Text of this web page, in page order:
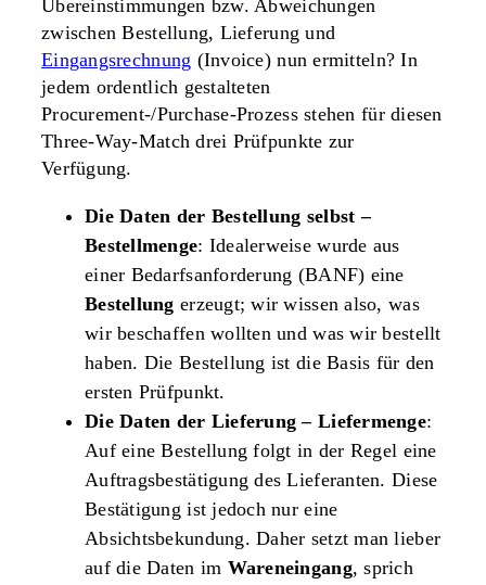
Übereinstimmungen bzw. Abweichungen
zwischen Bestellung, Lieferung und
Eingangsrechnung (Invoice) nun ermitteln? In
jedem ordentlich gestalteten
Procurement-/Purchase-Prozess stehen für diesen
Three-Way-Match drei Prüfpunkte zur
Verfügung.
Die Daten der Bestellung selbst –
Bestellmenge: Idealerweise wurde aus
einer Bedarfsanforderung (BANF) eine
Bestellung erzeugt; wir wissen also, was
wir beschaffen wollten und was wir bestellt
haben. Die Bestellung ist die Basis für den
ersten Prüfpunkt.
Die Daten der Lieferung – Liefermenge:
Auf eine Bestellung folgt in der Regel eine
Auftragsbestätigung des Lieferanten. Diese
Bestätigung ist jedoch nur eine
Absichtsbekundung. Daher setzt man lieber
auf die Daten im Wareneingang, sprich